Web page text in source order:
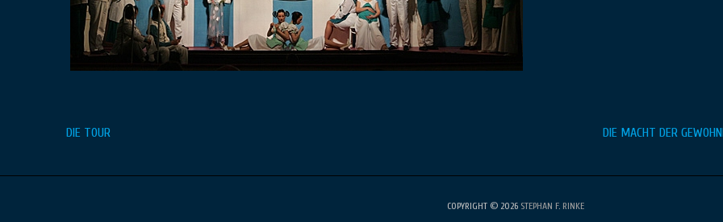
Beitragsnavigation
DIE TOUR DIE MACHT DER
COPYRIGHT © 2026 STEPHAN F. RINKE